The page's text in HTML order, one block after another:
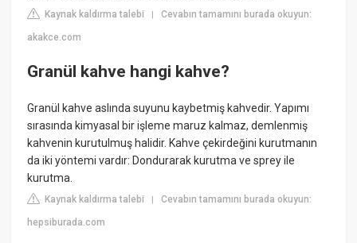
Kaynak kaldırma talebi |Cevabın tamamını burada okuyun:
akakce.com
Granül kahve hangi kahve?
Granül kahve aslında suyunu kaybetmiş kahvedir. Yapımı
sırasında kimyasal bir işleme maruz kalmaz, demlenmiş
kahvenin kurutulmuş halidir. Kahve çekirdeğini kurutmanın
da iki yöntemi vardır: Dondurarak kurutma ve sprey ile
kurutma.
Kaynak kaldırma talebi |Cevabın tamamını burada okuyun:
hepsiburada.com